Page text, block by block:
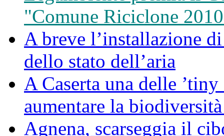
"Comune Riciclone
A breve l’installazione
dello stato dell’aria
A Caserta una delle
aumentare la
Agnena, scarseggia il